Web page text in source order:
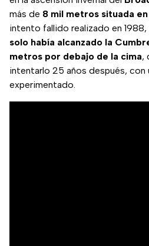
más de 8 mil metros situada
intento fallido realizado en
solo había alcanzado la
metros por debajo de la cima,
intentarlo 25 años después, con
experimentado.